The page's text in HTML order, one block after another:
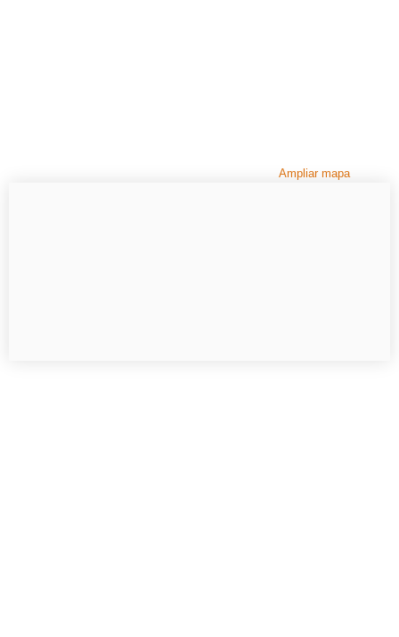
Ampliar mapa